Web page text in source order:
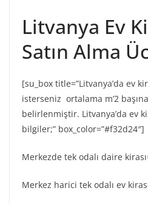
Litvanya Ev
Satın Alma
[su_box title=”Litvanya’da ev
isterseniz ortalama m’2
belirlenmiştir. Litvanya’da ev
bilgiler;” box_color=”#f32d24″]
Merkezde tek odalı daire
Merkez harici tek odalı ev